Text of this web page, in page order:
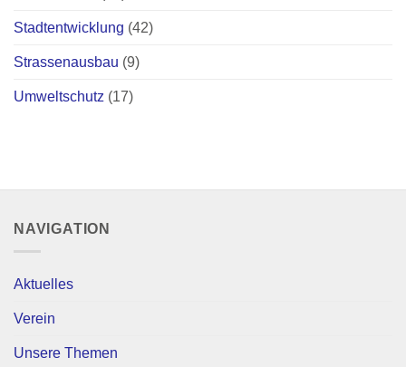
Stadtentwicklung (42)
Strassenausbau (9)
Umweltschutz (17)
NAVIGATION
Aktuelles
Verein
Unsere Themen